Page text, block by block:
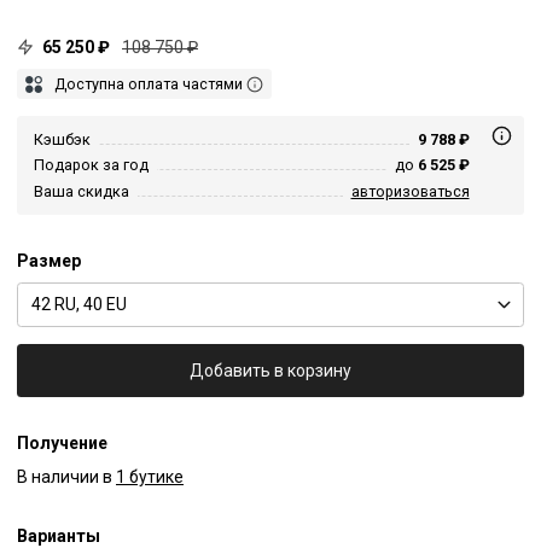
65 250 ₽ 108 750 ₽
Доступна оплата частями
Кэшбэк
9 788 ₽
Подарок за год
до 6 525 ₽
Ваша скидка
авторизоваться
Размер
42 RU, 40 EU
Добавить в корзину
Получение
В наличии в 1 бутике
Варианты